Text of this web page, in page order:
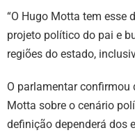
“O Hugo Motta tem esse
projeto político do pai e
regiões do estado,
O parlamentar confirmou
Motta sobre o cenário
definição dependerá dos